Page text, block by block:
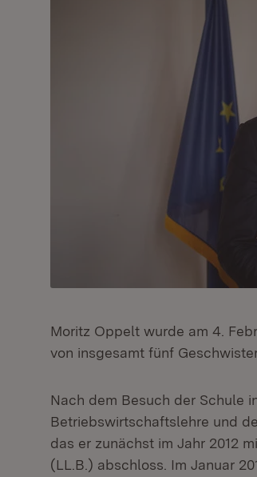
Moritz Oppelt wurde am 4.
von insgesamt fünf
Nach dem Besuch der Schule
Betriebswirtschaftslehre und
das er zunächst im Jahr 2012
(LL.B.) abschloss. Im Januar